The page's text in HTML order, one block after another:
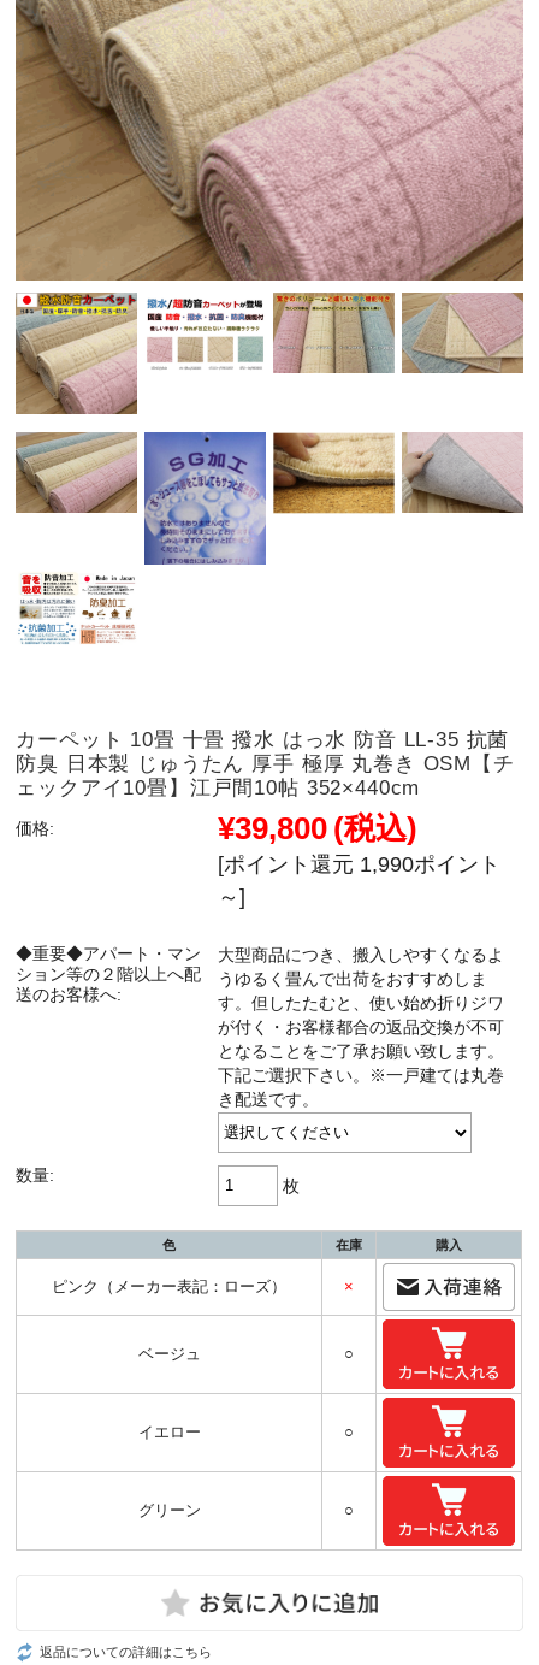
カーペット 10畳 十畳 撥水 はっ水 防音 LL-35 抗菌
防臭 日本製 じゅうたん 厚手 極厚 丸巻き OSM【チ
ェックアイ10畳】江戸間10帖 352×440cm
価格: ¥39,800 (税込)
[ポイント還元 1,990ポイント
～]
◆重要◆アパート・マン
ション等の２階以上へ配
送のお客様へ:
大型商品につき、搬入しやすくなるよ
うゆるく畳んで出荷をおすすめしま
す。但したたむと、使い始め折りジワ
が付く・お客様都合の返品交換が不可
となることをご了承お願い致します。
下記ご選択下さい。※一戸建ては丸巻
き配送です。
数量:
枚
色 在庫 購入
ピンク（メーカー表記：ローズ） ×
ベージュ ○
イエロー ○
グリーン ○
返品についての詳細はこちら